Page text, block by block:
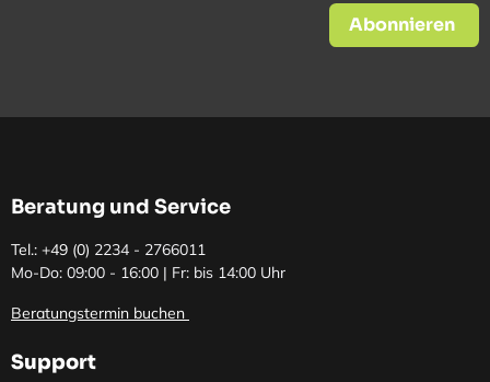
Abonnieren
Beratung und Service
Tel.: +49 (0) 2234 - 2766011
Mo-Do: 09:00 - 16:00 | Fr: bis 14:00 Uhr
Beratungstermin buchen
Support